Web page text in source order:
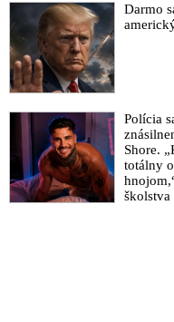
Darmo
Polícia
Shore.
totálny
školstva